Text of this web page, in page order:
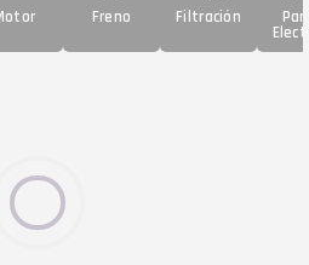
Freno Filtración